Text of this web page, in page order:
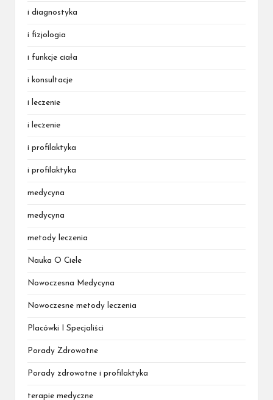
i diagnostyka
i fizjologia
i funkcje ciała
i konsultacje
i leczenie
i leczenie
i profilaktyka
i profilaktyka
medycyna
medycyna
metody leczenia
Nauka O Ciele
Nowoczesna Medycyna
Nowoczesne metody leczenia
Placówki I Specjaliści
Porady Zdrowotne
Porady zdrowotne i profilaktyka
terapie medyczne